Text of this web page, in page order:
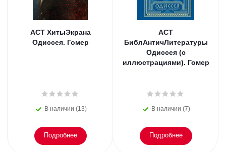
АСТ ХитыЭкрана
Одиссея. Гомер
В наличии (13)
Подробнее
АСТ
БиблАнтичЛитературы
Одиссея (с
иллюстрациями). Гомер
В наличии (7)
Подробнее